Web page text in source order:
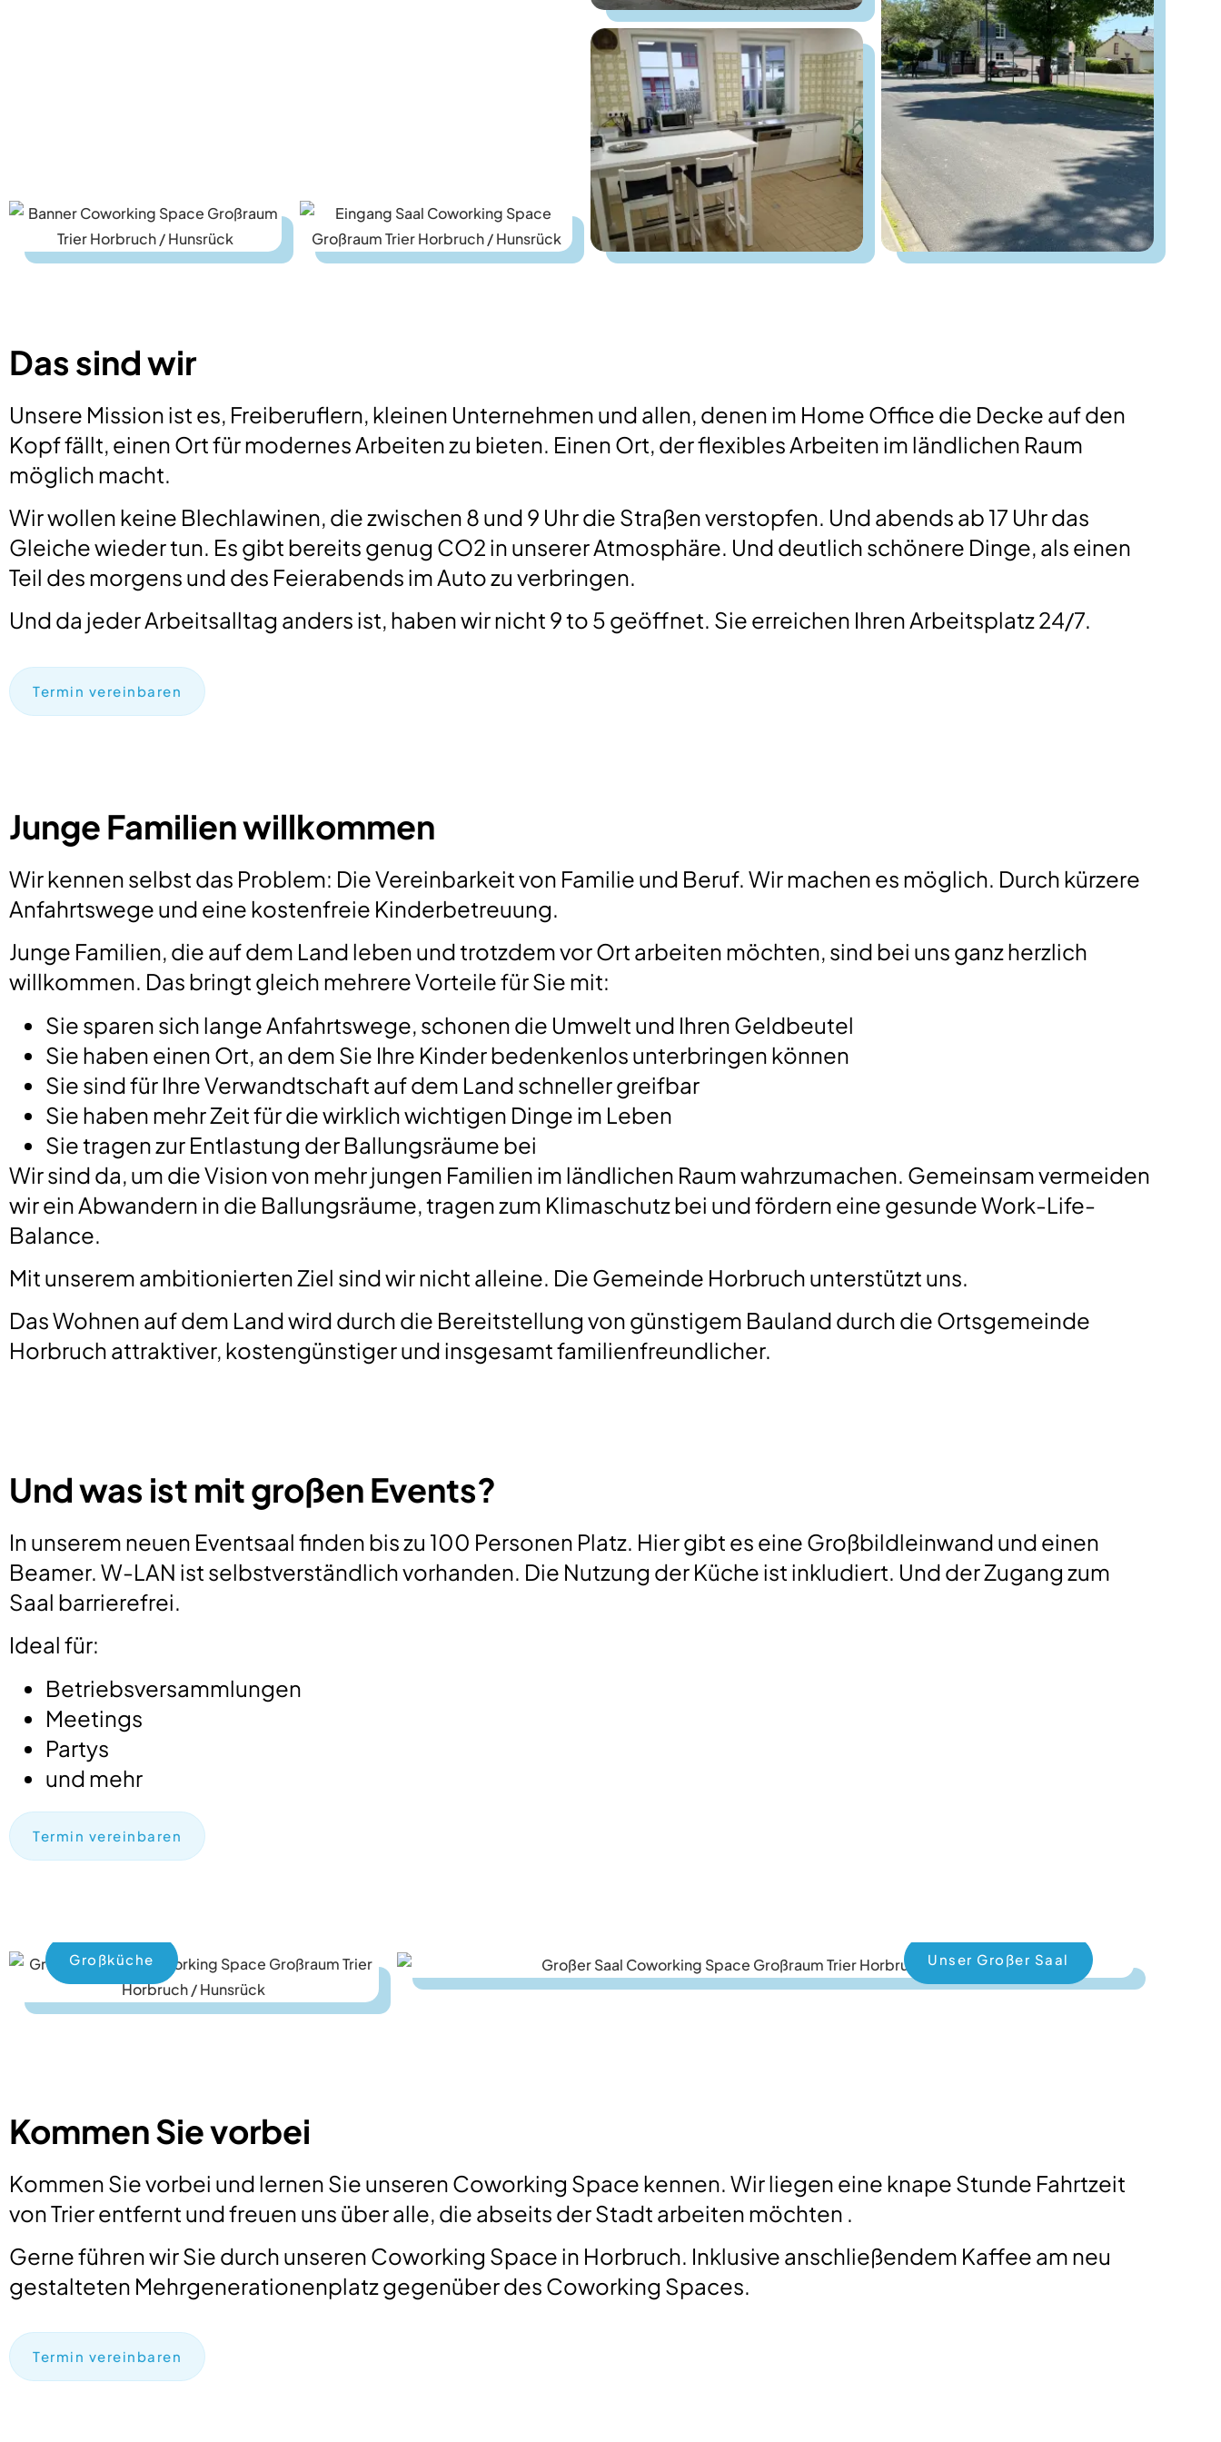
Das sind wir
Unsere Mission ist es, Freiberuflern, kleinen Unternehmen und allen, denen im Home Office die Decke auf den
Kopf fällt, einen Ort für modernes Arbeiten zu bieten. Einen Ort, der flexibles Arbeiten im ländlichen Raum
möglich macht.
Wir wollen keine Blechlawinen, die zwischen 8 und 9 Uhr die Straßen verstopfen. Und abends ab 17 Uhr das
Gleiche wieder tun. Es gibt bereits genug CO2 in unserer Atmosphäre. Und deutlich schönere Dinge, als einen
Teil des morgens und des Feierabends im Auto zu verbringen.
Und da jeder Arbeitsalltag anders ist, haben wir nicht 9 to 5 geöffnet. Sie erreichen Ihren Arbeitsplatz 24/7.
Termin vereinbaren
Junge Familien willkommen
Wir kennen selbst das Problem: Die Vereinbarkeit von Familie und Beruf. Wir machen es möglich. Durch kürzere
Anfahrtswege und eine kostenfreie Kinderbetreuung.
Junge Familien, die auf dem Land leben und trotzdem vor Ort arbeiten möchten, sind bei uns ganz herzlich
willkommen. Das bringt gleich mehrere Vorteile für Sie mit:
Sie sparen sich lange Anfahrtswege, schonen die Umwelt und Ihren Geldbeutel
Sie haben einen Ort, an dem Sie Ihre Kinder bedenkenlos unterbringen können
Sie sind für Ihre Verwandtschaft auf dem Land schneller greifbar
Sie haben mehr Zeit für die wirklich wichtigen Dinge im Leben
Sie tragen zur Entlastung der Ballungsräume bei
Wir sind da, um die Vision von mehr jungen Familien im ländlichen Raum wahrzumachen. Gemeinsam vermeiden
wir ein Abwandern in die Ballungsräume, tragen zum Klimaschutz bei und fördern eine gesunde Work-Life-
Balance.
Mit unserem ambitionierten Ziel sind wir nicht alleine. Die Gemeinde Horbruch unterstützt uns.
Das Wohnen auf dem Land wird durch die Bereitstellung von günstigem Bauland durch die Ortsgemeinde
Horbruch attraktiver, kostengünstiger und insgesamt familienfreundlicher.
Und was ist mit großen Events?
In unserem neuen Eventsaal finden bis zu 100 Personen Platz. Hier gibt es eine Großbildleinwand und einen
Beamer. W-LAN ist selbstverständlich vorhanden. Die Nutzung der Küche ist inkludiert. Und der Zugang zum
Saal barrierefrei.
Ideal für:
Betriebsversammlungen
Meetings
Partys
und mehr
Termin vereinbaren
Großküche Unser Großer Saal
Kommen Sie vorbei
Kommen Sie vorbei und lernen Sie unseren Coworking Space kennen. Wir liegen eine knape Stunde Fahrtzeit
von Trier entfernt und freuen uns über alle, die abseits der Stadt arbeiten möchten .
Gerne führen wir Sie durch unseren Coworking Space in Horbruch. Inklusive anschließendem Kaffee am neu
gestalteten Mehrgenerationenplatz gegenüber des Coworking Spaces.
Termin vereinbaren